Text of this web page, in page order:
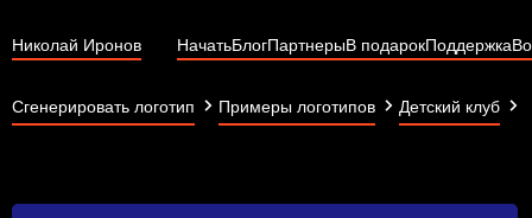
Николай Иронов НачатьБлогПартнерыВ подарокПоддержка
Сгенерировать логотип Примеры логотипов Детский клуб